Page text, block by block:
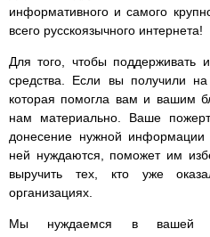
информативного и самого
всего русскоязычного интернета!
Для того, чтобы поддерживать
средства. Если вы получили
которая помогла вам и вашим
нам материально. Ваше
донесение нужной
ней нуждаются, поможет им
выручить тех, кто уже
организациях.
Мы нуждаемся в вашей